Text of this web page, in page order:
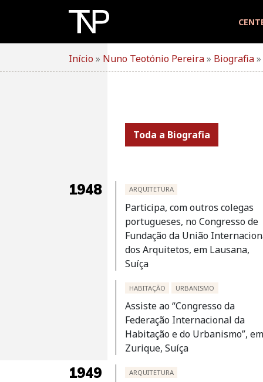
Início» Nuno Teotónio Pereira» Biografia»
Toda a Biografia
1948 ARQUITETURA
Participa, com outros colegas
portugueses, no Congresso de
Fundação da União
dos Arquitetos, em Lausana,
Suíça
HABITAÇÃO URBANISMO
Assiste ao “Congresso da
Federação Internacional da
Habitação e do Urbanismo”, em
Zurique, Suíça
1949 ARQUITETURA